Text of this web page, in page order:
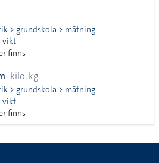
> grundskola > mätning
vikt
finns
kilo, kg
> grundskola > mätning
vikt
finns